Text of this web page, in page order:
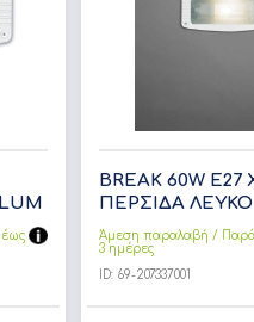
BREAK 60W Ε27
ΠΕΡΣΙΔΑ ΛΕΥΚΟ
Άμεση παραλαβή /
3 ημέρες
ID: 69-207337001